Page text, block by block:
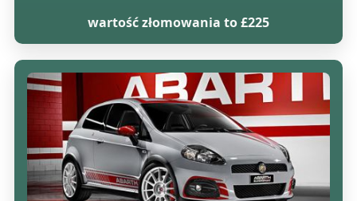
wartość złomowania to £225